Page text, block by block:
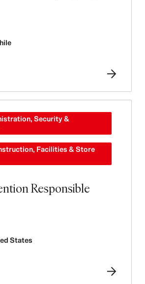
Responsible
Security &
Facilities & Store
States